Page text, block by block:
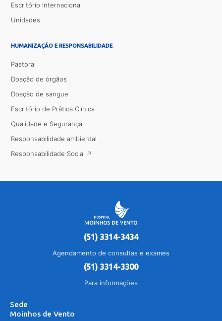
Escritório Internacional
Unidades
HUMANIZAÇÃO E RESPONSABILIDADE
Pastoral
Doação de órgãos
Doação de sangue
Escritório de Prática Clínica
Qualidade e Segurança
Responsabilidade ambiental
Responsabilidade Social
(51) 3314-3434
Agendamento de consultas e exames
(51) 3314-3300
Para informações
Sede
Moinhos de Vento